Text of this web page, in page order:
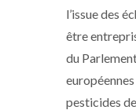
l’issue des
être
du
européennes
pesticides